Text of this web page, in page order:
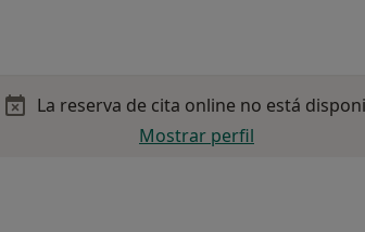
La reserva de cita online no está
Mostrar perfil